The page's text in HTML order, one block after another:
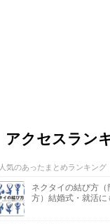
アクセスラン
人気のあったまとめランキング
ネクタイの結び方
方）結婚式・就活に